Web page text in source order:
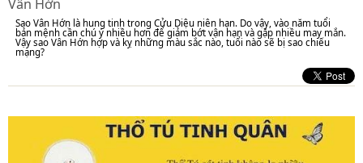
Vân Hớn
Sao Vân Hớn là hung tinh trong Cửu Diệu niên hạn. Do vậy, vào năm tuổi
bản mệnh cần chú ý nhiều hơn để giảm bớt vận hạn và gặp nhiều may mắn.
Vậy sao Vân Hớn hợp và kỵ những màu sắc nào, tuổi nào sẽ bị sao chiếu
mạng?